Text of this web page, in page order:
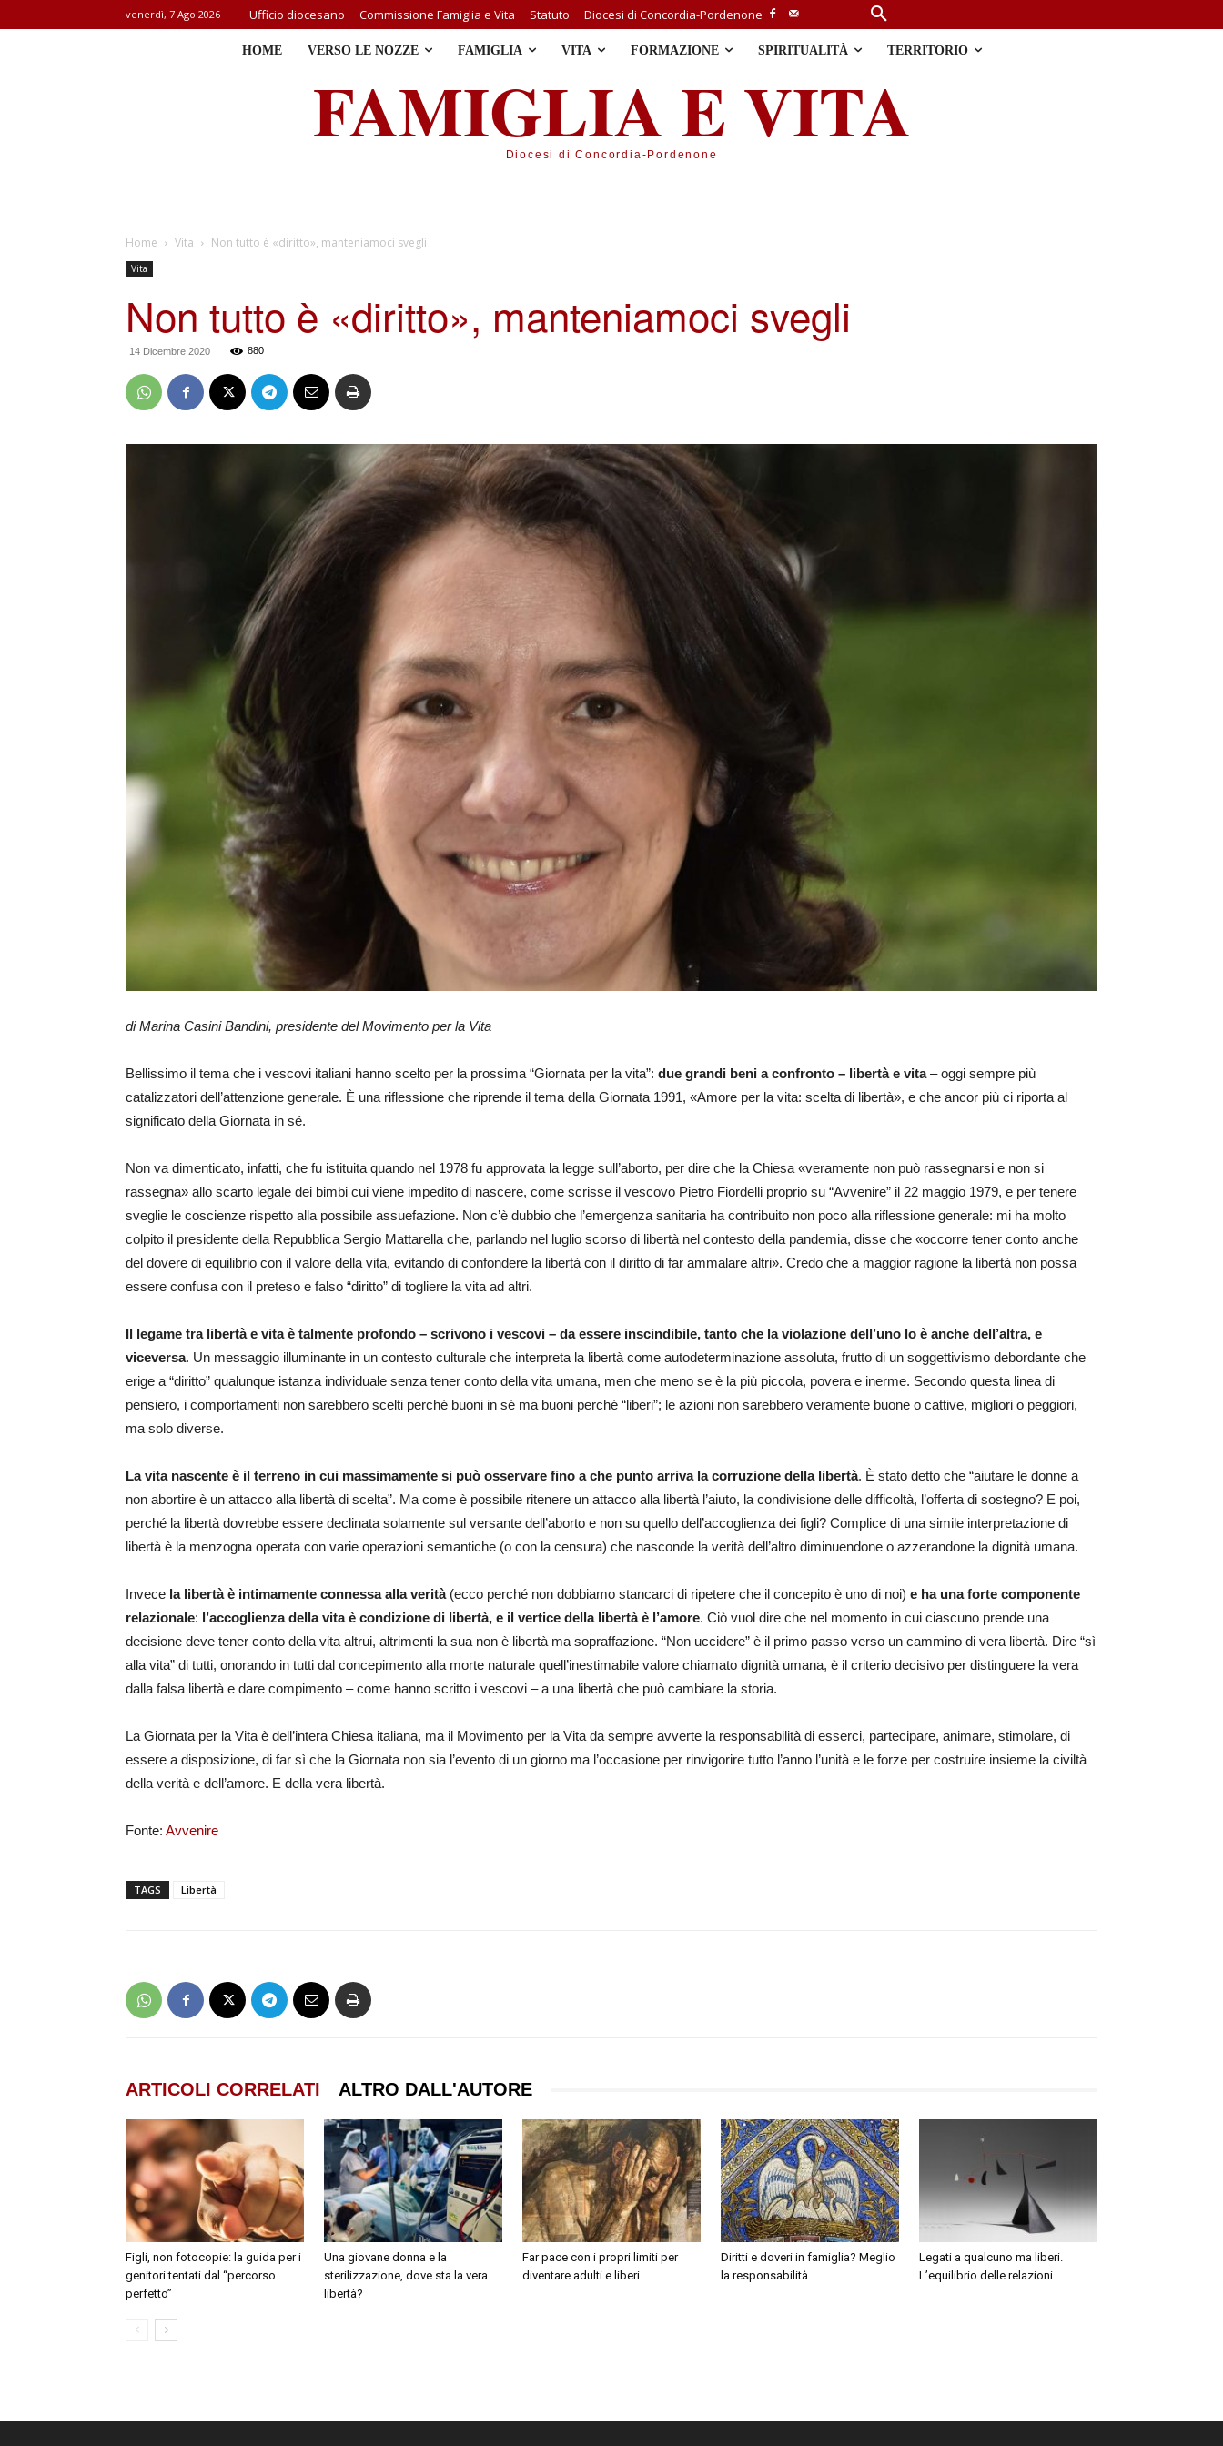
venerdì, 7 Ago 2026 Ufficio diocesano Commissione Famiglia e Vita Statuto Diocesi di Concordia-Pordenone
HOME VERSO LE NOZZE FAMIGLIA VITA FORMAZIONE SPIRITUALITÀ TERRITORIO
FAMIGLIA E VITA
Diocesi di Concordia-Pordenone
Home Vita Non tutto è «diritto», manteniamoci svegli
Vita
Non tutto è «diritto», manteniamoci svegli
14 Dicembre 2020 880
di Marina Casini Bandini, presidente del Movimento per la Vita
Bellissimo il tema che i vescovi italiani hanno scelto per la prossima “Giornata per la vita”: due grandi beni a confronto – libertà e vita– oggi sempre più
catalizzatori dell’attenzione generale. È una riflessione che riprende il tema della Giornata 1991, «Amore per la vita: scelta di libertà», e che ancor più ci riporta al
significato della Giornata in sé.
Non va dimenticato, infatti, che fu istituita quando nel 1978 fu approvata la legge sull’aborto, per dire che la Chiesa «veramente non può rassegnarsi e non si
rassegna» allo scarto legale dei bimbi cui viene impedito di nascere, come scrisse il vescovo Pietro Fiordelli proprio su “Avvenire” il 22 maggio 1979, e per tenere
sveglie le coscienze rispetto alla possibile assuefazione. Non c’è dubbio che l’emergenza sanitaria ha contribuito non poco alla riflessione generale: mi ha molto
colpito il presidente della Repubblica Sergio Mattarella che, parlando nel luglio scorso di libertà nel contesto della pandemia, disse che «occorre tener conto anche
del dovere di equilibrio con il valore della vita, evitando di confondere la libertà con il diritto di far ammalare altri». Credo che a maggior ragione la libertà non possa
essere confusa con il preteso e falso “diritto” di togliere la vita ad altri.
Il legame tra libertà e vita è talmente profondo – scrivono i vescovi – da essere inscindibile, tanto che la violazione dell’uno lo è anche dell’altra, e
viceversa. Un messaggio illuminante in un contesto culturale che interpreta la libertà come autodeterminazione assoluta, frutto di un soggettivismo debordante che
erige a “diritto” qualunque istanza individuale senza tener conto della vita umana, men che meno se è la più piccola, povera e inerme. Secondo questa linea di
pensiero, i comportamenti non sarebbero scelti perché buoni in sé ma buoni perché “liberi”; le azioni non sarebbero veramente buone o cattive, migliori o peggiori,
ma solo diverse.
La vita nascente è il terreno in cui massimamente si può osservare fino a che punto arriva la corruzione della libertà. È stato detto che “aiutare le donne a
non abortire è un attacco alla libertà di scelta”. Ma come è possibile ritenere un attacco alla libertà l’aiuto, la condivisione delle difficoltà, l’offerta di sostegno? E poi,
perché la libertà dovrebbe essere declinata solamente sul versante dell’aborto e non su quello dell’accoglienza dei figli? Complice di una simile interpretazione di
libertà è la menzogna operata con varie operazioni semantiche (o con la censura) che nasconde la verità dell’altro diminuendone o azzerandone la dignità umana.
Invece la libertà è intimamente connessa alla verità(ecco perché non dobbiamo stancarci di ripetere che il concepito è uno di noi) e ha una forte componente
relazionale: l’accoglienza della vita è condizione di libertà, e il vertice della libertà è l’amore. Ciò vuol dire che nel momento in cui ciascuno prende una
decisione deve tener conto della vita altrui, altrimenti la sua non è libertà ma sopraffazione. “Non uccidere” è il primo passo verso un cammino di vera libertà. Dire “sì
alla vita” di tutti, onorando in tutti dal concepimento alla morte naturale quell’inestimabile valore chiamato dignità umana, è il criterio decisivo per distinguere la vera
dalla falsa libertà e dare compimento – come hanno scritto i vescovi – a una libertà che può cambiare la storia.
La Giornata per la Vita è dell’intera Chiesa italiana, ma il Movimento per la Vita da sempre avverte la responsabilità di esserci, partecipare, animare, stimolare, di
essere a disposizione, di far sì che la Giornata non sia l’evento di un giorno ma l’occasione per rinvigorire tutto l’anno l’unità e le forze per costruire insieme la civiltà
della verità e dell’amore. E della vera libertà.
Fonte: Avvenire
TAGS Libertà
ARTICOLI CORRELATI ALTRO DALL'AUTORE
Figli, non fotocopie: la guida per i
genitori tentati dal “percorso
perfetto”
Una giovane donna e la
sterilizzazione, dove sta la vera
libertà?
Far pace con i propri limiti per
diventare adulti e liberi
Diritti e doveri in famiglia? Meglio
la responsabilità
Legati a qualcuno ma liberi.
L’equilibrio delle relazioni